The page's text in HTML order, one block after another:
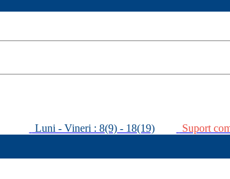
Luni - Vineri : 8(9) - 18(19) Suport